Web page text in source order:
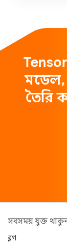
মডেল,
তৈরি
সবসময় যুক্ত
ব্লগ